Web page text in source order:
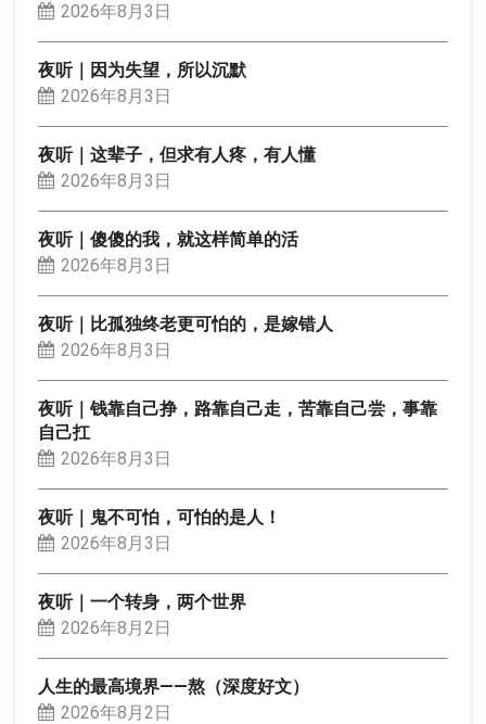
2026年8月3日
夜听｜因为失望，所以沉默
2026年8月3日
夜听｜这辈子，但求有人疼，有人懂
2026年8月3日
夜听｜傻傻的我，就这样简单的活
2026年8月3日
夜听｜比孤独终老更可怕的，是嫁错人
2026年8月3日
夜听｜钱靠自己挣，路靠自己走，苦靠自己尝，事靠
自己扛
2026年8月3日
夜听｜鬼不可怕，可怕的是人！
2026年8月3日
夜听｜一个转身，两个世界
2026年8月2日
人生的最高境界——熬（深度好文）
2026年8月2日